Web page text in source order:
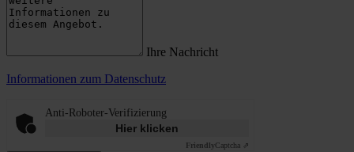
Ihre Nachricht
Informationen zum Datenschutz
Anti-Roboter-Verifizierung
Hier klicken
FriendlyCaptcha ⇗